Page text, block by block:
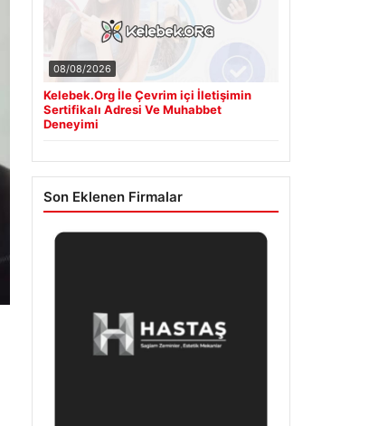
08/08/2026
Kelebek.Org İle Çevrim içi İletişimin
Sertifikalı Adresi Ve Muhabbet
Deneyimi
Son Eklenen Firmalar